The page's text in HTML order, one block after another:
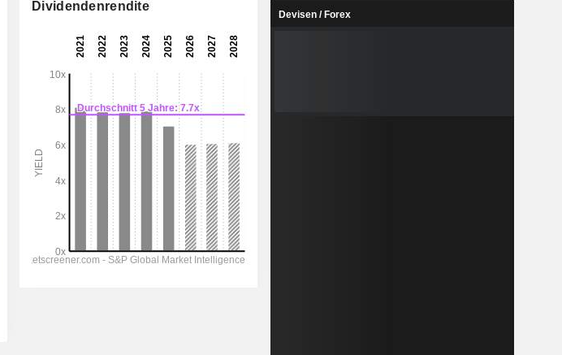
349 Mrd.
301 Mrd.
270 Mrd.
259 Mrd.
253 Mrd.
Dividendenrendite
Devisen / Forex